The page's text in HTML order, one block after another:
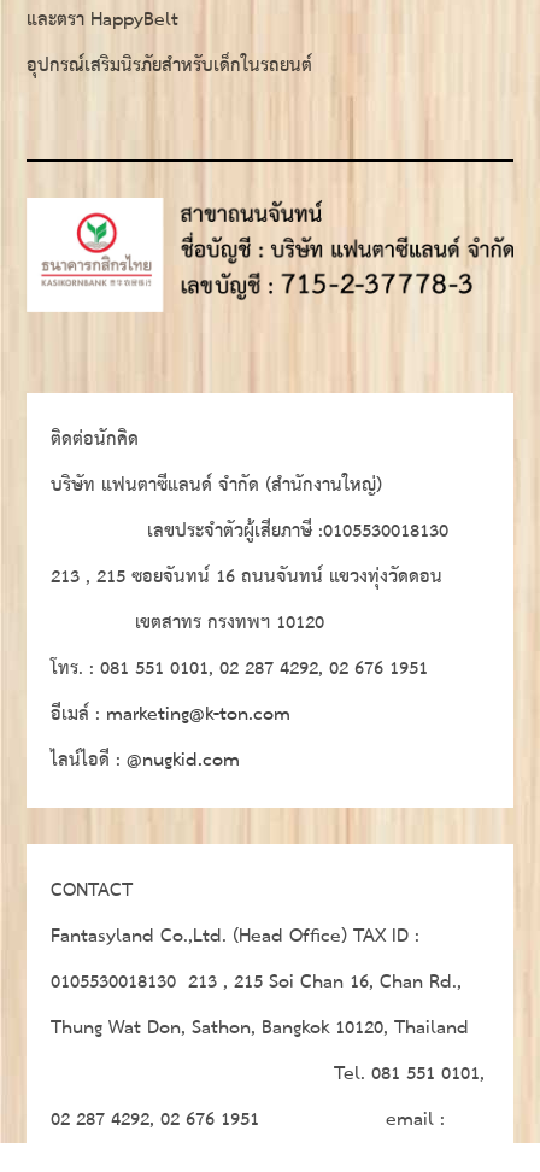
และตรา HappyBelt
อุปกรณ์เสริมนิรภัยสำหรับเด็กในรถยนต์
ติดต่อนักคิด
บริษัท แฟนตาซีแลนด์ จำกัด (สำนักงานใหญ่)
เลขประจำตัวผู้เสียภาษี :0105530018130
213 , 215 ซอยจันทน์ 16 ถนนจันทน์ แขวงทุ่งวัดดอน
เขตสาทร กรงทพฯ 10120
โทร. : 081 551 0101, 02 287 4292, 02 676 1951
อีเมล์ : marketing@k-ton.com
ไลน์ไอดี :@nugkid.com
CONTACT
Fantasyland Co.,Ltd. (Head Office) TAX ID :
0105530018130 213 , 215 Soi Chan 16, Chan Rd.,
Thung Wat Don, Sathon, Bangkok 10120, Thailand
Tel. 081 551 0101,
02 287 4292, 02 676 1951 email :